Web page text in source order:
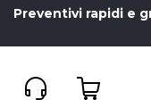
Preventivi rapidi e